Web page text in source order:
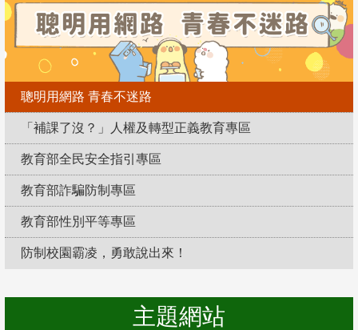
聰明用網路 青春不迷路
「補課了沒？」人權及轉型正義教育專區
教育部全民安全指引專區
教育部詐騙防制專區
教育部性別平等專區
防制校園霸凌，勇敢說出來！
主題網站